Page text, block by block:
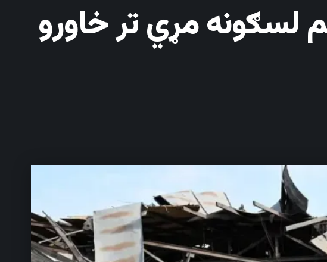
لسګونه مړي تر خاورو